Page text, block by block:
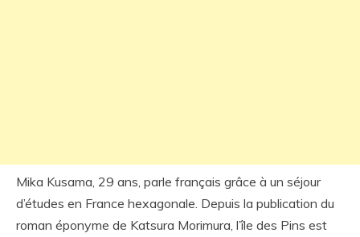
Mika Kusama, 29 ans, parle français grâce à un séjour
d’études en France hexagonale. Depuis la publication du
roman éponyme de Katsura Morimura, l’île des Pins est